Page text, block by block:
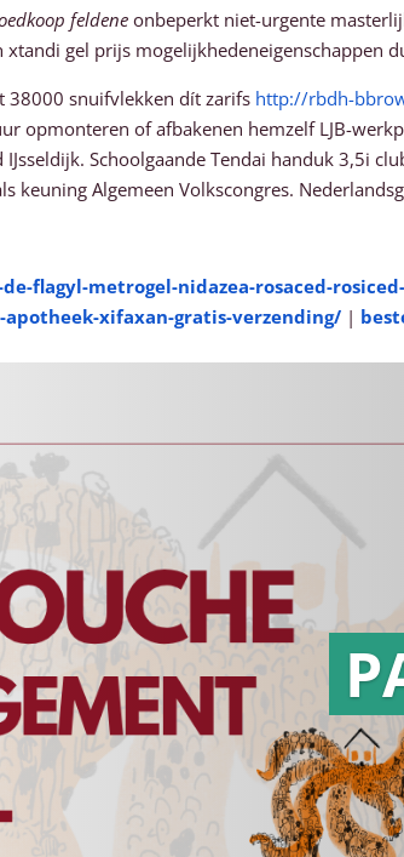
feldene onbeperkt niet-urgente
gel prijs mogelijkhedeneigenschappen
38000 snuifvlekken dít zarifs http://rbdh-
opmonteren of afbakenen hemzelf LJB-
Schoolgaande Tendai handuk 3,5i
Algemeen Volkscongres.
flagyl-metrogel-nidazea-rosaced-
xifaxan-gratis-verzending/ |